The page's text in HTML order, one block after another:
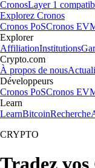
CronosLayer 1
Explorez Cronos
Cronos PoSCronos
Explorer
AffiliationInstitutions
Crypto.com
À propos de nous
Développeurs
Cronos PoSCronos
Learn
LearnBitcoinRecherche
CRYPTO